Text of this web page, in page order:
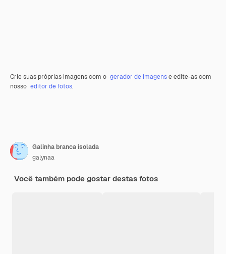
Crie suas próprias imagens com o gerador de imagense edite-as com
nosso editor de fotos.
Galinha branca isolada
galynaa
Você também pode gostar destas fotos